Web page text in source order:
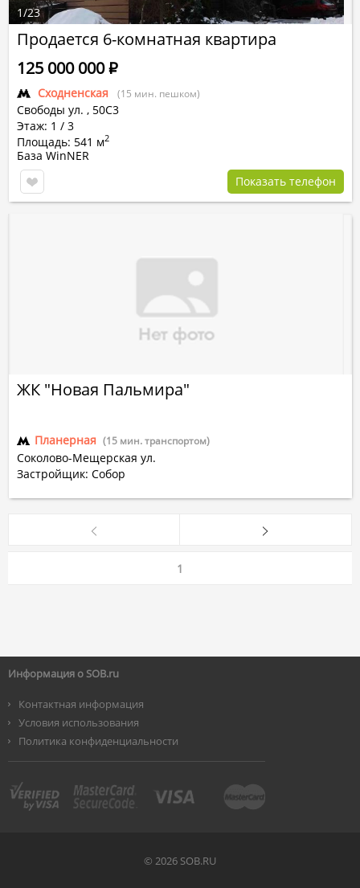
Продается 6-комнатная квартира
Сходненская (15 мин. пешком)
Свободы ул. , 50С3
Этаж: 1 / 3
Площадь: 541 м2
125 000 000Р
База WinNER
Показать телефон
1/23
ЖК "Новая Пальмира"
Планерная (15 мин. транспортом)
Соколово-Мещерская ул.
Застройщик: Собор
1
Информация о SOB.ru
Контактная информация
Условия использования
Политика конфиденциальности
© 2026 SOB.RU